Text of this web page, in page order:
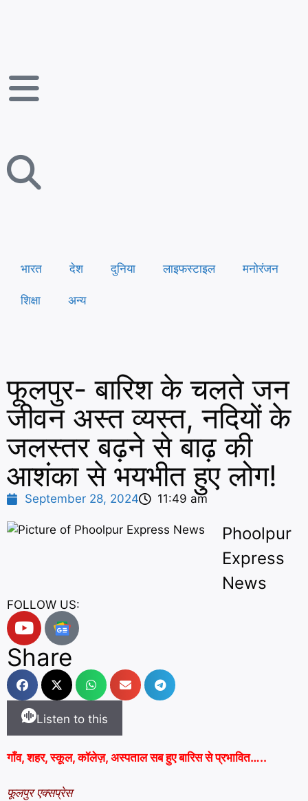
भारत देश दुनिया लाइफस्टाइल मनोरंजन
शिक्षा अन्य
फूलपुर- बारिश के चलते जन
जीवन अस्त व्यस्त, नदियों के
जलस्तर बढ़ने से बाढ़ की
आशंका से भयभीत हुए लोग!
September 28, 2024 11:49 am
Phoolpur
Express
News
FOLLOW US:
Share
Listen to this
गाँव, शहर, स्कूल, कॉलेज़, अस्पताल सब हुए बारिस से प्रभावित…..
फूलपुर एक्सप्रेस